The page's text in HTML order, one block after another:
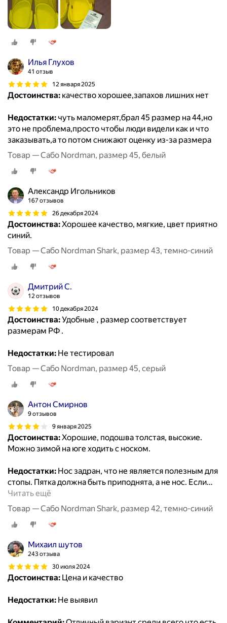
Илья Глухов
41 отзыв
12 января 2025
Достоинства: качество хорошее,запахов лишних нет
Недостатки: чуть маломерят,брал 45 размер на 44,но
это не проблема,просто чтобы люди видели как и что
заказывать,а то потом снижают оценку из-за размера
Товар — Сабо Nordman, размер 45, белый
Александр Игольников
167 отзывов
26 декабря 2024
Достоинства:Хорошее качество, мягкие, цвет приятно
синий.
Товар — Сабо Nordman Shark, размер 43, темно-синий
Дмитрий С.
12 отзывов
10 декабря 2024
Достоинства:Удобные , размер соответствует
размерам РФ .
Недостатки: Не тестировал
Товар — Сабо Nordman, размер 45, серый
Антон Смирнов
9 отзывов
9 января 2025
Достоинства:Хорошие, подошва толстая, высокие.
Можно зимой на юге ходить с носком.
Недостатки: Нос задран, что не является полезным для
стопы. Пятка должна быть приподнята, а не нос. Если…
Читать ещё
Товар — Сабо Nordman Shark, размер 42, темно-синий
Михаил шутов
243 отзыва
30 июля 2024
Достоинства: Цена и качество
Недостатки: Не выявил